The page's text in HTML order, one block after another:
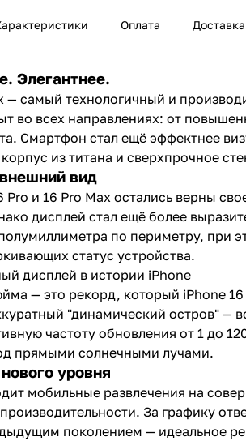
Оплата Доставка
Элегантнее.
— самый технологичный и
во всех направлениях: от
Смартфон стал ещё эффектнее
из титана и сверхпрочное
вид
и 16 Pro Max остались верны
дисплей стал ещё более
по периметру, при
статус устройства.
дисплей в истории iPhone
— это рекорд, который iPhone
"динамический остров" —
частоту обновления от 1 до
прямыми солнечными лучами.
уровня
мобильные развлечения на
За графику
поколением — идеальное